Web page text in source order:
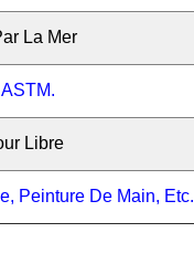
La Mer
Libre
Peinture De Main, Etc.